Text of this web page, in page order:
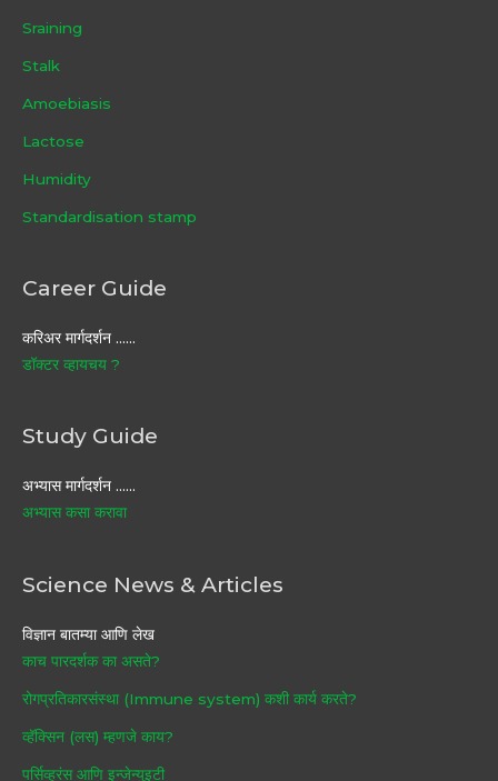
Sraining
Stalk
Amoebiasis
Lactose
Humidity
Standardisation stamp
Career Guide
करिअर मार्गदर्शन ……
डॉक्टर व्हायचय ?
Study Guide
अभ्यास मार्गदर्शन ……
अभ्यास कसा करावा
Science News & Articles
विज्ञान बातम्या आणि लेख
काच पारदर्शक का असते?
रोगप्रतिकारसंस्था (Immune system) कशी कार्य करते?
व्हॅक्सिन (लस) म्हणजे काय?
पर्सिव्हरंस आणि इन्जेन्युइटी